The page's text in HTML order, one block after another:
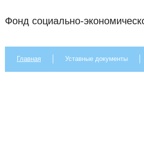
Фонд социально-
Главная Уставные документы